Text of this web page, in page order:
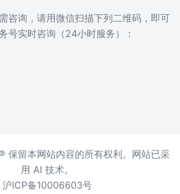
咨询，请用微信扫描下列二维码，即可
号实时咨询（24小时服务）：
留本网站内容的所有权利。网站已采
用 AI 技术。
沪ICP备10006603号